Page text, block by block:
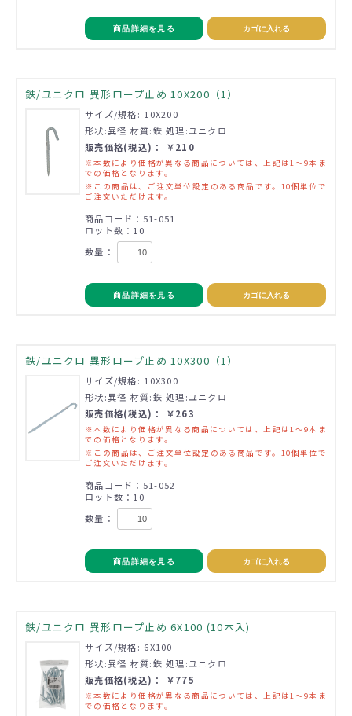
商品詳細を見る カゴに入れる
鉄/ユニクロ 異形ロープ止め 10X200（1）
サイズ/規格: 10X200
形状:異径 材質:鉄 処理:ユニクロ
販売価格(税込)： ￥210
※本数により価格が異なる商品については、上記は1～9本ま
での価格となります。
※この商品は、ご注文単位設定のある商品です。10個単位で
ご注文いただけます。
商品コード：51-051
ロット数：10
数量：
商品詳細を見る カゴに入れる
鉄/ユニクロ 異形ロープ止め 10X300（1）
サイズ/規格: 10X300
形状:異径 材質:鉄 処理:ユニクロ
販売価格(税込)： ￥263
※本数により価格が異なる商品については、上記は1～9本ま
での価格となります。
※この商品は、ご注文単位設定のある商品です。10個単位で
ご注文いただけます。
商品コード：51-052
ロット数：10
数量：
商品詳細を見る カゴに入れる
鉄/ユニクロ 異形ロープ止め 6X100 (10本入)
サイズ/規格: 6X100
形状:異径 材質:鉄 処理:ユニクロ
販売価格(税込)： ￥775
※本数により価格が異なる商品については、上記は1～9本ま
での価格となります。